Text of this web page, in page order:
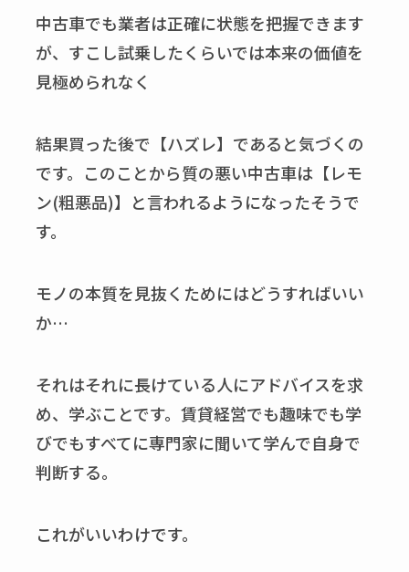
中古車でも業者は正確に状態を把握できます
が、すこし試乗したくらいでは本来の価値を
見極められなく
結果買った後で【ハズレ】であると気づくの
です。このことから質の悪い中古車は【レモ
ン(粗悪品)】と言われるようになったそうで
す。
モノの本質を見抜くためにはどうすればいい
か…
それはそれに長けている人にアドバイスを求
め、学ぶことです。賃貸経営でも趣味でも学
びでもすべてに専門家に聞いて学んで自身で
判断する。
これがいいわけです。